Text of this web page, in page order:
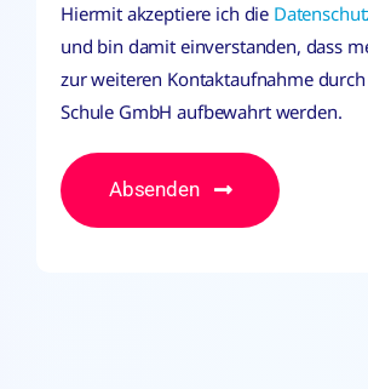
Hiermit akzeptiere ich die
und bin damit einverstanden, dass
zur weiteren Kontaktaufnahme durch
Schule GmbH aufbewahrt werden.
Absenden